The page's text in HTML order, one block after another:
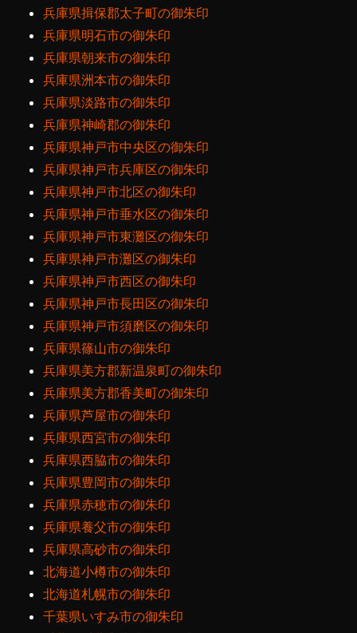
兵庫県揖保郡太子町の御朱印
兵庫県明石市の御朱印
兵庫県朝来市の御朱印
兵庫県洲本市の御朱印
兵庫県淡路市の御朱印
兵庫県神崎郡の御朱印
兵庫県神戸市中央区の御朱印
兵庫県神戸市兵庫区の御朱印
兵庫県神戸市北区の御朱印
兵庫県神戸市垂水区の御朱印
兵庫県神戸市東灘区の御朱印
兵庫県神戸市灘区の御朱印
兵庫県神戸市西区の御朱印
兵庫県神戸市長田区の御朱印
兵庫県神戸市須磨区の御朱印
兵庫県篠山市の御朱印
兵庫県美方郡新温泉町の御朱印
兵庫県美方郡香美町の御朱印
兵庫県芦屋市の御朱印
兵庫県西宮市の御朱印
兵庫県西脇市の御朱印
兵庫県豊岡市の御朱印
兵庫県赤穂市の御朱印
兵庫県養父市の御朱印
兵庫県高砂市の御朱印
北海道小樽市の御朱印
北海道札幌市の御朱印
千葉県いすみ市の御朱印